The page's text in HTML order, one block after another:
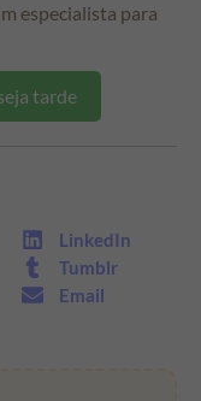
especialista para
tarde
LinkedIn
Tumblr
Email